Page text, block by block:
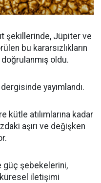
şekillerinde, Jüpiter ve
bu kararsızlıkların
oldu.
yayımlandı.
kütle atılımlarına kadar
aşırı ve değişken
güç şebekelerini,
iletişimi